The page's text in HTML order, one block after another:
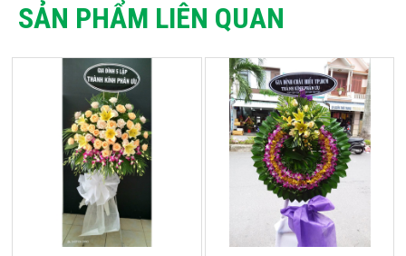
SẢN PHẨM LIÊN QUAN